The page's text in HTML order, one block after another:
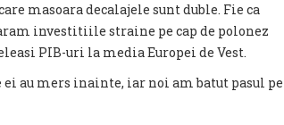
masoara decalajele sunt duble. Fie ca
investitiile straine pe cap de polonez
PIB-uri la media Europei de Vest.
ei au mers inainte, iar noi am batut pasul pe